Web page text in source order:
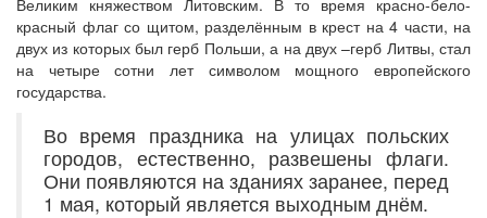
красный флаг со щитом, разделённым в крест на 4 части, на
двух из которых был герб Польши, а на двух –герб Литвы, стал
на четыре сотни лет символом мощного европейского
государства.
Во время праздника на улицах польских
городов, естественно, развешены флаги.
Они появляются на зданиях заранее, перед
1 мая, который является выходным днём.